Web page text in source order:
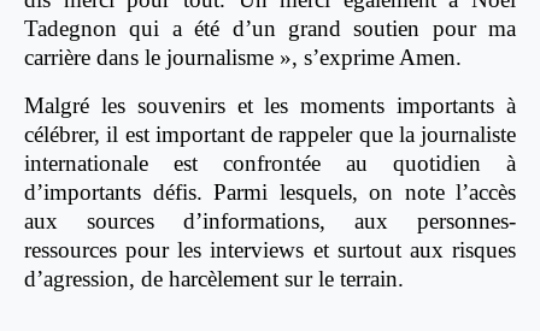
Tadegnon qui a été d’un grand soutien pour ma
carrière dans le journalisme », s’exprime Amen.
Malgré les souvenirs et les moments importants à
célébrer, il est important de rappeler que la journaliste
internationale est confrontée au quotidien à
d’importants défis. Parmi lesquels, on note l’accès
aux sources d’informations, aux personnes-
ressources pour les interviews et surtout aux risques
d’agression, de harcèlement sur le terrain.